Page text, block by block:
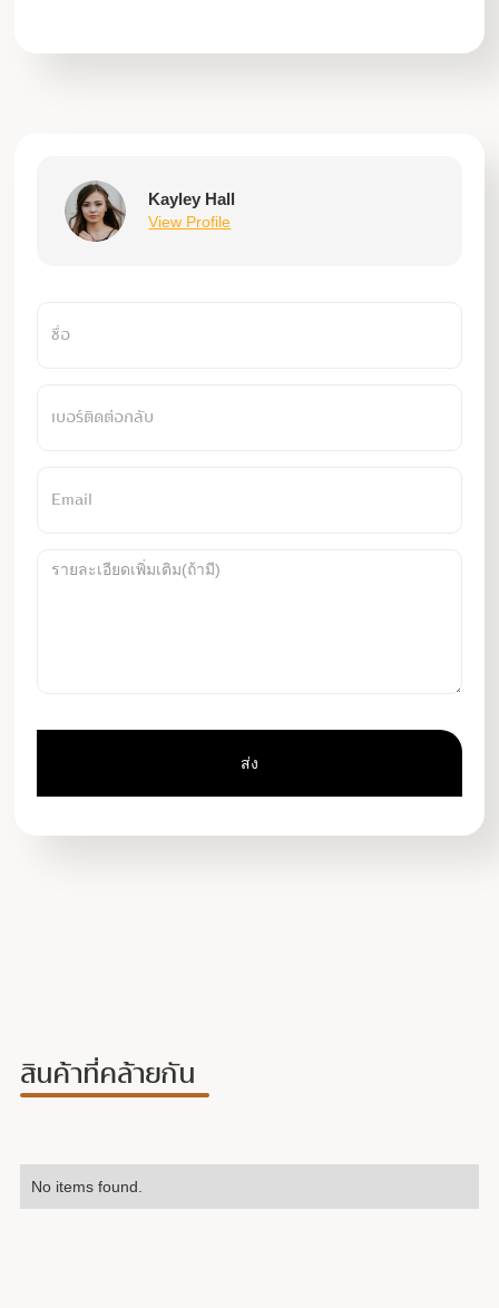
Kayley Hall
View Profile
สินค้าที่คล้ายกัน
No items found.